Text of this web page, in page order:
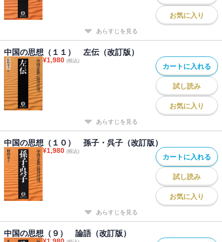
お気に入り
あらすじを見る
中国の思想（１１） 左伝（改訂版）
¥1,980 (税込)
カートに入れる
試し読み
お気に入り
あらすじを見る
中国の思想（１０） 孫子・呉子（改訂版）
¥1,980 (税込)
カートに入れる
試し読み
お気に入り
あらすじを見る
中国の思想（９） 論語（改訂版）